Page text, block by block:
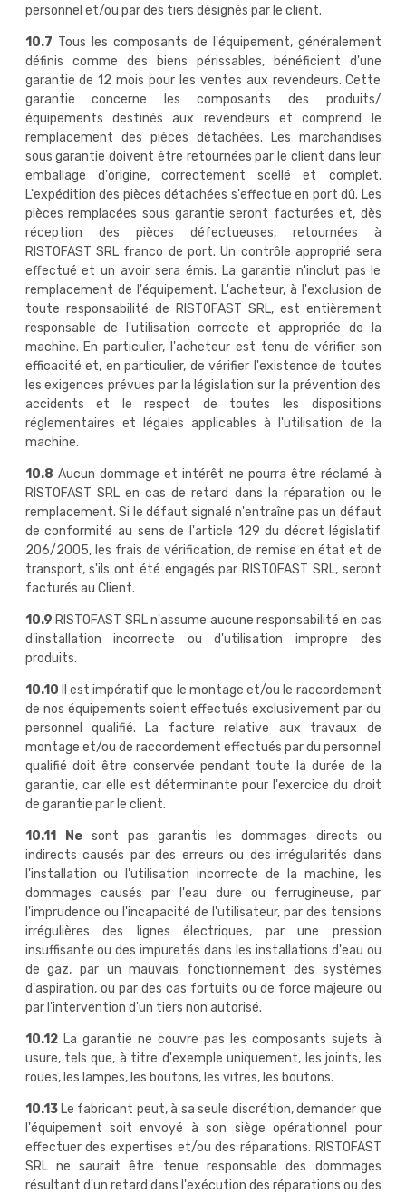
personnel et/ou par des tiers désignés par le client.
10.7 Tous les composants de l'équipement, généralement
définis comme des biens périssables, bénéficient d'une
garantie de 12 mois pour les ventes aux revendeurs. Cette
garantie concerne les composants des produits/
équipements destinés aux revendeurs et comprend le
remplacement des pièces détachées. Les marchandises
sous garantie doivent être retournées par le client dans leur
emballage d'origine, correctement scellé et complet.
L'expédition des pièces détachées s'effectue en port dû. Les
pièces remplacées sous garantie seront facturées et, dès
réception des pièces défectueuses, retournées à
RISTOFAST SRL franco de port. Un contrôle approprié sera
effectué et un avoir sera émis. La garantie n'inclut pas le
remplacement de l'équipement. L'acheteur, à l'exclusion de
toute responsabilité de RISTOFAST SRL, est entièrement
responsable de l'utilisation correcte et appropriée de la
machine. En particulier, l'acheteur est tenu de vérifier son
efficacité et, en particulier, de vérifier l'existence de toutes
les exigences prévues par la législation sur la prévention des
accidents et le respect de toutes les dispositions
réglementaires et légales applicables à l'utilisation de la
machine.
10.8 Aucun dommage et intérêt ne pourra être réclamé à
RISTOFAST SRL en cas de retard dans la réparation ou le
remplacement. Si le défaut signalé n'entraîne pas un défaut
de conformité au sens de l'article 129 du décret législatif
206/2005, les frais de vérification, de remise en état et de
transport, s'ils ont été engagés par RISTOFAST SRL, seront
facturés au Client.
10.9 RISTOFAST SRL n'assume aucune responsabilité en cas
d'installation incorrecte ou d'utilisation impropre des
produits.
10.10 Il est impératif que le montage et/ou le raccordement
de nos équipements soient effectués exclusivement par du
personnel qualifié. La facture relative aux travaux de
montage et/ou de raccordement effectués par du personnel
qualifié doit être conservée pendant toute la durée de la
garantie, car elle est déterminante pour l'exercice du droit
de garantie par le client.
10.11 Nesont pas garantis les dommages directs ou
indirects causés par des erreurs ou des irrégularités dans
l'installation ou l'utilisation incorrecte de la machine, les
dommages causés par l'eau dure ou ferrugineuse, par
l'imprudence ou l'incapacité de l'utilisateur, par des tensions
irrégulières des lignes électriques, par une pression
insuffisante ou des impuretés dans les installations d'eau ou
de gaz, par un mauvais fonctionnement des systèmes
d'aspiration, ou par des cas fortuits ou de force majeure ou
par l'intervention d'un tiers non autorisé.
10.12La garantie ne couvre pas les composants sujets à
usure, tels que, à titre d'exemple uniquement, les joints, les
roues, les lampes, les boutons, les vitres, les boutons.
10.13Le fabricant peut, à sa seule discrétion, demander que
l'équipement soit envoyé à son siège opérationnel pour
effectuer des expertises et/ou des réparations. RISTOFAST
SRL ne saurait être tenue responsable des dommages
résultant d'un retard dans l'exécution des réparations ou des